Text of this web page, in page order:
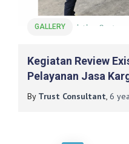
GALLERY
Kegiatan Review
Pelayanan Jasa
Udara (PJKP2U)
By Trust Consultant, 6